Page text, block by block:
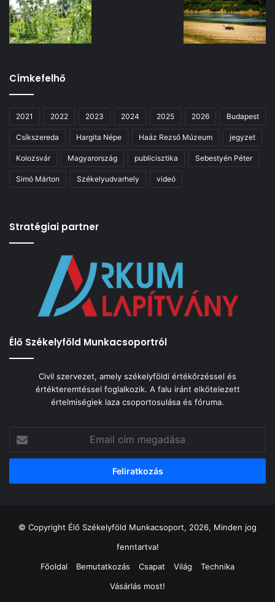
Címkefelhő
2021 2022 2023 2024 2025 2026 Budapest
Csíkszereda Hargita Népe Haáz Rezső Múzeum jegyzet
Kolozsvár Magyarország publicisztika Sebestyén Péter
Simó Márton Székelyudvarhely videó
Stratégiai partner
Élő Székelyföld Munkacsoportról
Civil szervezet, amely székelyföldi értékőrzéssel és
értékteremtéssel foglalkozik. A falu iránt elkötelezett
értelmiségiek laza csoportosulása és fóruma.
cím
megadása
© Copyright Élő Székelyföld Munkacsoport, 2026, Minden jog
fenntartva!
Főoldal
Bemutatkozás Csapat Világ
Technika
Vásárlás most!